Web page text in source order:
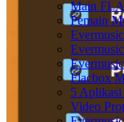
Main
Pemain
Flacbox
5 Aplikasi
Video